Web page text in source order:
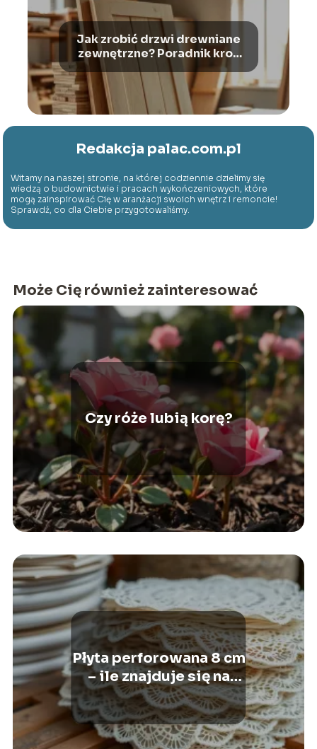
Jak zrobić drzwi drewniane
zewnętrzne? Poradnik krok
po kroku
Redakcja palac.com.pl
Witamy na naszej stronie, na której codziennie dzielimy się
wiedzą o budownictwie i pracach wykończeniowych, które
mogą zainspirować Cię w aranżacji swoich wnętrz i remoncie!
Sprawdź, co dla Ciebie przygotowaliśmy.
Może Cię również zainteresować
Czy róże lubią korę?
Płyta perforowana 8 cm
– ile znajduje się na
palecie?